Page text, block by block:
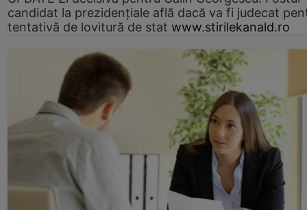
candidat la prezidențiale află dacă va fi judecat
tentativă de lovitură de stat www.stirilekanald.ro